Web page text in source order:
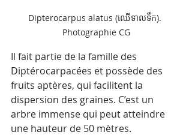
Dipterocarpus alatus (ឈើទាលទឹក).
Photographie CG
Il fait partie de la famille des
Diptérocarpacées et possède des
fruits aptères, qui facilitent la
dispersion des graines. C’est un
arbre immense qui peut atteindre
une hauteur de 50 mètres.